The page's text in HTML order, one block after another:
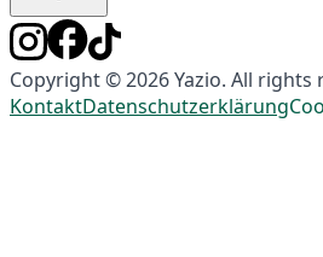
Copyright © 2026 Yazio. All rights
KontaktDatenschutzerklärung